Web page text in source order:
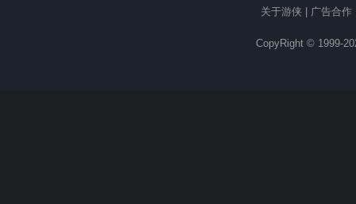
关于游侠| 广告合作
CopyRight © 1999-